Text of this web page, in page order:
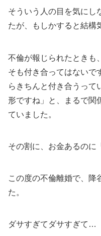
そういう人の目を気にし
たが、もしかすると結構
不倫が報じられたときも
そも付き合ってはないで
らきちんと付き合うって
形ですね」と、まるで関
ていました。
その割に、お金あるのに
この度の不倫離婚で、降
た。
ダサすぎてダサすぎて…